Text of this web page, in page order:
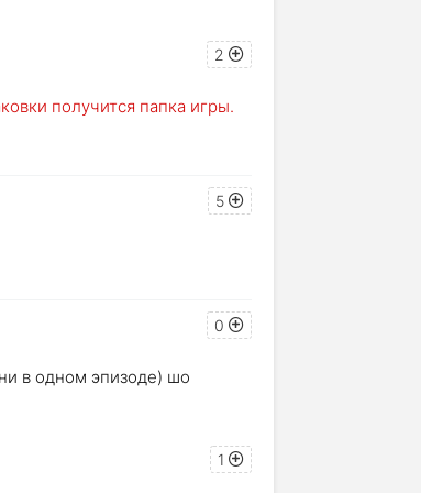
2
получится папка игры.
5
0
в одном эпизоде) шо
1